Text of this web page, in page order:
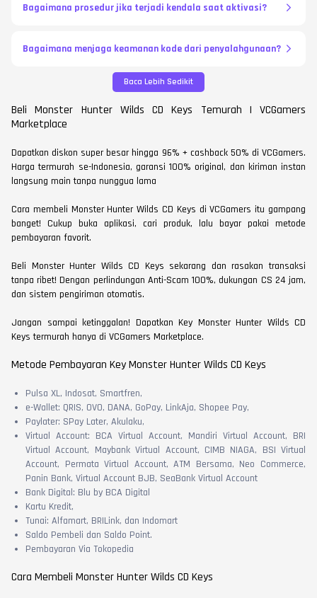
Bagaimana prosedur jika terjadi kendala saat aktivasi?
Bagaimana menjaga keamanan kode dari penyalahgunaan?
Baca Lebih Sedikit
Beli Monster Hunter Wilds CD Keys Temurah | VCGamers
Marketplace
Dapatkan diskon super besar hingga 96% + cashback 50% di VCGamers.
Harga termurah se-Indonesia, garansi 100% original, dan kiriman instan
langsung main tanpa nunggua lama
Cara membeli Monster Hunter Wilds CD Keys di VCGamers itu gampang
banget! Cukup buka aplikasi, cari produk, lalu bayar pakai metode
pembayaran favorit.
Beli Monster Hunter Wilds CD Keys sekarang dan rasakan transaksi
tanpa ribet! Dengan perlindungan Anti-Scam 100%, dukungan CS 24 jam,
dan sistem pengiriman otomatis.
Jangan sampai ketinggalan! Dapatkan Key Monster Hunter Wilds CD
Keys termurah hanya di VCGamers Marketplace.
Metode Pembayaran Key Monster Hunter Wilds CD Keys
Pulsa XL, Indosat, Smartfren,
e-Wallet: QRIS, OVO, DANA, GoPay, LinkAja, Shopee Pay,
Paylater: SPay Later, Akulaku,
Virtual Account: BCA Virtual Account, Mandiri Virtual Account, BRI
Virtual Account, Maybank Virtual Account, CIMB NIAGA, BSI Virtual
Account, Permata Virtual Account, ATM Bersama, Neo Commerce,
Panin Bank, Virtual Account BJB, SeaBank Virtual Account
Bank Digital: Blu by BCA Digital
Kartu Kredit,
Tunai: Alfamart, BRILink, dan Indomart
Saldo Pembeli dan Saldo Point.
Pembayaran Via Tokopedia
Cara Membeli Monster Hunter Wilds CD Keys